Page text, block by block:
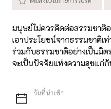
มนุษย์ไม่ควรคิดต่อธรรมชาติ
เอาประโยชน์จากธรรมชาติ
ร่วมกับธรรมชาติอย่างเป็นมิ
จะเป็นปัจจัยแห่งความสุขแก่